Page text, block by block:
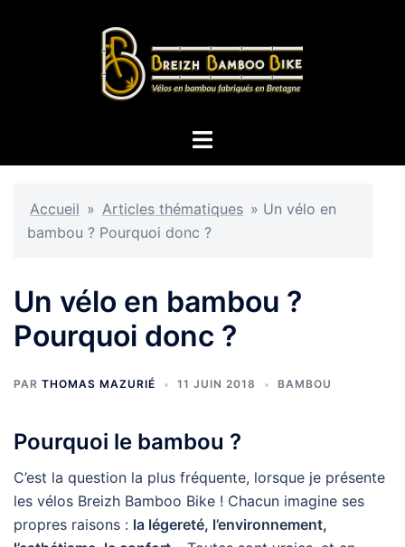
Ouvrir/fermer
Accueil » Articles thématiques » Un vélo en
bambou ? Pourquoi donc ?
Un vélo en bambou ?
Pourquoi donc ?
PAR THOMAS MAZURIÉ 11 JUIN 2018 BAMBOU
Pourquoi le bambou ?
C’est la question la plus fréquente, lorsque je présente
les vélos Breizh Bamboo Bike ! Chacun imagine ses
propres raisons : la légereté, l’environnement,